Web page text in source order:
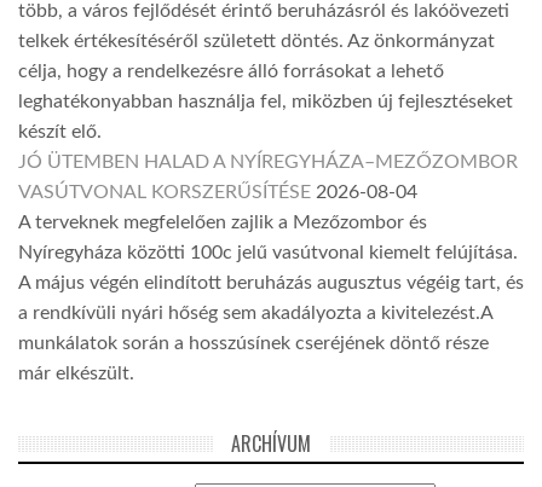
több, a város fejlődését érintő beruházásról és lakóövezeti
telkek értékesítéséről született döntés. Az önkormányzat
célja, hogy a rendelkezésre álló forrásokat a lehető
leghatékonyabban használja fel, miközben új fejlesztéseket
készít elő.
JÓ ÜTEMBEN HALAD A NYÍREGYHÁZA–MEZŐZOMBOR
VASÚTVONAL KORSZERŰSÍTÉSE 2026-08-04
A terveknek megfelelően zajlik a Mezőzombor és
Nyíregyháza közötti 100c jelű vasútvonal kiemelt felújítása.
A május végén elindított beruházás augusztus végéig tart, és
a rendkívüli nyári hőség sem akadályozta a kivitelezést.A
munkálatok során a hosszúsínek cseréjének döntő része
már elkészült.
ARCHÍVUM